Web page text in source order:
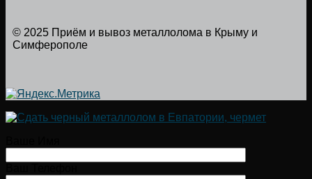
© 2025 Приём и вывоз металлолома в Крыму и
Симферополе